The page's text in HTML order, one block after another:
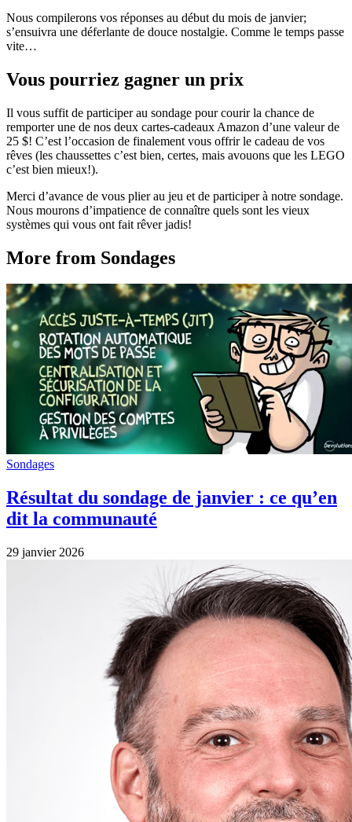
Nous compilerons vos réponses au début du mois de janvier;
s’ensuivra une déferlante de douce nostalgie. Comme le temps passe
vite…
Vous pourriez gagner un prix
Il vous suffit de participer au sondage pour courir la chance de
remporter une de nos deux cartes-cadeaux Amazon d’une valeur de
25 $! C’est l’occasion de finalement vous offrir le cadeau de vos
rêves (les chaussettes c’est bien, certes, mais avouons que les LEGO
c’est bien mieux!).
Merci d’avance de vous plier au jeu et de participer à notre sondage.
Nous mourons d’impatience de connaître quels sont les vieux
systèmes qui vous ont fait rêver jadis!
More from Sondages
Sondages
Résultat du sondage de janvier : ce qu’en
dit la communauté
29 janvier 2026